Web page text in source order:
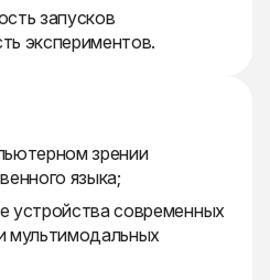
запусков
экспериментов.
зрении
языка;
устройства современных
мультимодальных